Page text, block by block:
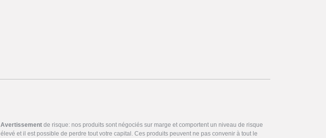
Avertissement de risque: nos produits sont négociés sur marge et comportent un niveau de risque
élevé et il est possible de perdre tout votre capital. Ces produits peuvent ne pas convenir à tout le